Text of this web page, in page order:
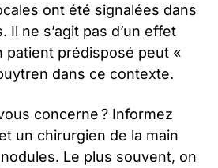
ont été signalées dans
Il ne s’agit pas d’un effet
patient prédisposé peut «
dans ce contexte.
concerne ? Informez
un chirurgien de la main
Le plus souvent, on